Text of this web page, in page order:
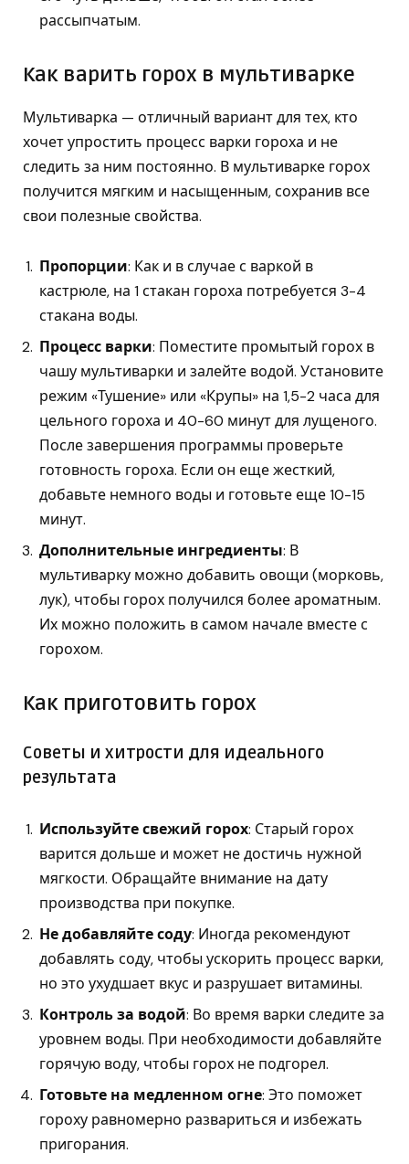
рассыпчатым.
Как варить горох в мультиварке
Мультиварка — отличный вариант для тех, кто
хочет упростить процесс варки гороха и не
следить за ним постоянно. В мультиварке горох
получится мягким и насыщенным, сохранив все
свои полезные свойства.
Пропорции: Как и в случае с варкой в
кастрюле, на 1 стакан гороха потребуется 3-4
стакана воды.
Процесс варки: Поместите промытый горох в
чашу мультиварки и залейте водой. Установите
режим «Тушение» или «Крупы» на 1,5-2 часа для
цельного гороха и 40-60 минут для лущеного.
После завершения программы проверьте
готовность гороха. Если он еще жесткий,
добавьте немного воды и готовьте еще 10-15
минут.
Дополнительные ингредиенты: В
мультиварку можно добавить овощи (морковь,
лук), чтобы горох получился более ароматным.
Их можно положить в самом начале вместе с
горохом.
Как приготовить горох
Советы и хитрости для идеального
результата
Используйте свежий горох: Старый горох
варится дольше и может не достичь нужной
мягкости. Обращайте внимание на дату
производства при покупке.
Не добавляйте соду: Иногда рекомендуют
добавлять соду, чтобы ускорить процесс варки,
но это ухудшает вкус и разрушает витамины.
Контроль за водой: Во время варки следите за
уровнем воды. При необходимости добавляйте
горячую воду, чтобы горох не подгорел.
Готовьте на медленном огне: Это поможет
гороху равномерно развариться и избежать
пригорания.